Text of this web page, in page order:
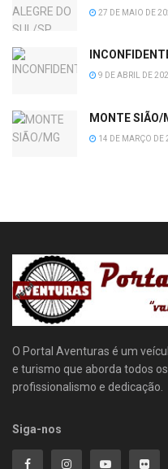
27 DE MAIO DE
9 DE ABRIL DE
MONTE SIÃO/
14 DE MARÇO DE
O Portal Aventuras é um
e turismo que aborda todos
profissionalismo e dedicação.
Siga-nos